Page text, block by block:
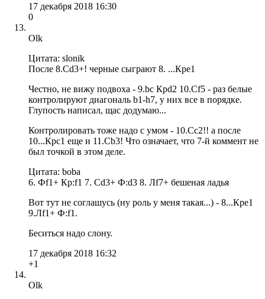
17 декабря 2018 16:30
0
Olk
Цитата: slonik
После 8.Сd3+! черные сыграют 8. ...Кре1
Честно, не вижу подвоха - 9.bc Крd2 10.Cf5 - раз белые
контролируют диагональ b1-h7, у них все в порядке.
Глупость написал, щас додумаю...
Контролировать тоже надо с умом - 10.Сс2!! а после
10...Крс1 еще и 11.Сb3! Что означает, что 7-й коммент не
был точкой в этом деле.
Цитата: boba
6. Фf1+ Кр:f1 7. Сd3+ Ф:d3 8. Лf7+ бешеная ладья
Вот тут не соглашусь (ну роль у меня такая...) - 8...Крe1
9.Лf1+ Ф:f1.
Беситься надо слону.
17 декабря 2018 16:32
+1
Olk